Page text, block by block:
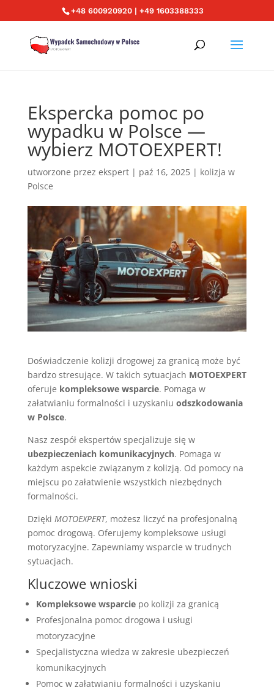
+48 600920920 | +49 1603388333
Ekspercka pomoc po
wypadku w Polsce —
wybierz MOTOEXPERT!
utworzone przez ekspert| paź 16, 2025| kolizja w
Polsce
Doświadczenie kolizji drogowej za granicą może być
bardzo stresujące. W takich sytuacjach MOTOEXPERT
oferuje kompleksowe wsparcie. Pomaga w
załatwianiu formalności i uzyskaniu odszkodowania
w Polsce.
Nasz zespół ekspertów specjalizuje się w
ubezpieczeniach komunikacyjnych. Pomaga w
każdym aspekcie związanym z kolizją. Od pomocy na
miejscu po załatwienie wszystkich niezbędnych
formalności.
Dzięki MOTOEXPERT, możesz liczyć na profesjonalną
pomoc drogową. Oferujemy kompleksowe usługi
motoryzacyjne. Zapewniamy wsparcie w trudnych
sytuacjach.
Kluczowe wnioski
Kompleksowe wsparciepo kolizji za granicą
Profesjonalna pomoc drogowa i usługi
motoryzacyjne
Specjalistyczna wiedza w zakresie ubezpieczeń
komunikacyjnych
Pomoc w załatwianiu formalności i uzyskaniu